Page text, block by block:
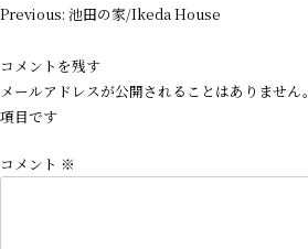
投
ナ
ビ
ゲ
シ
Previous: 池田の家/Ikeda House
コメントを残す
メールアドレスが公開されることはありません。
項目です
コメント ※